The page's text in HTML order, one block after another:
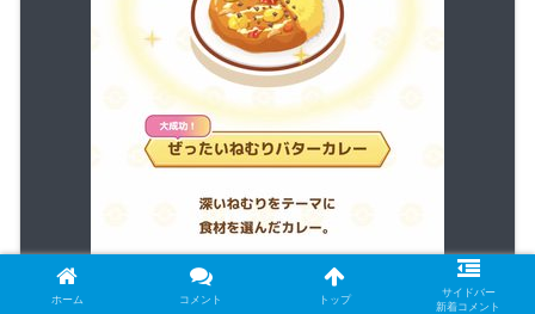
ホーム コメント トップ
サイドバー
新着コメント